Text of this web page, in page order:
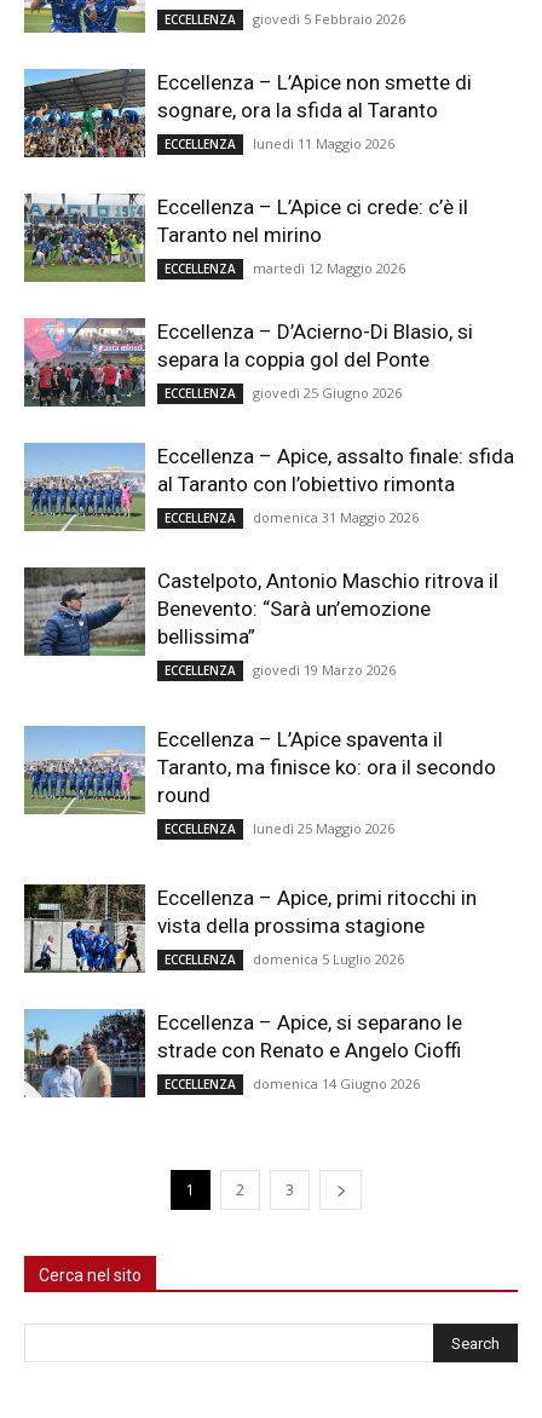
ECCELLENZA giovedì 5 Febbraio 2026
Eccellenza – L’Apice non smette di
sognare, ora la sfida al Taranto
ECCELLENZA lunedì 11 Maggio 2026
Eccellenza – L’Apice ci crede: c’è il
Taranto nel mirino
ECCELLENZA martedì 12 Maggio 2026
Eccellenza – D’Acierno-Di Blasio, si
separa la coppia gol del Ponte
ECCELLENZA giovedì 25 Giugno 2026
Eccellenza – Apice, assalto finale: sfida
al Taranto con l’obiettivo rimonta
ECCELLENZA domenica 31 Maggio 2026
Castelpoto, Antonio Maschio ritrova il
Benevento: “Sarà un’emozione
bellissima”
ECCELLENZA giovedì 19 Marzo 2026
Eccellenza – L’Apice spaventa il
Taranto, ma finisce ko: ora il secondo
round
ECCELLENZA lunedì 25 Maggio 2026
Eccellenza – Apice, primi ritocchi in
vista della prossima stagione
ECCELLENZA domenica 5 Luglio 2026
Eccellenza – Apice, si separano le
strade con Renato e Angelo Cioffi
ECCELLENZA domenica 14 Giugno 2026
1 2 3
Cerca nel sito